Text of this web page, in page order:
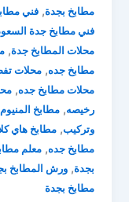
مطابخ بجدة,فني
فني مطابخ جدة
محلات المطابخ جدة,
مطابخ جده,محلات
محلات مطابخ جده,
رخيصه,مطابخ المنيوم
وتركيب,مطابخ هاي
مطابخ جده,معلم
بجدة,ورش المطابخ
مطابخ بجدة